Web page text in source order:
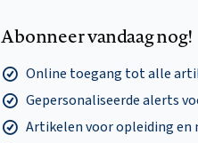
Abonneer vandaag nog!
Online toegang tot alle
Gepersonaliseerde alerts
Artikelen voor opleiding